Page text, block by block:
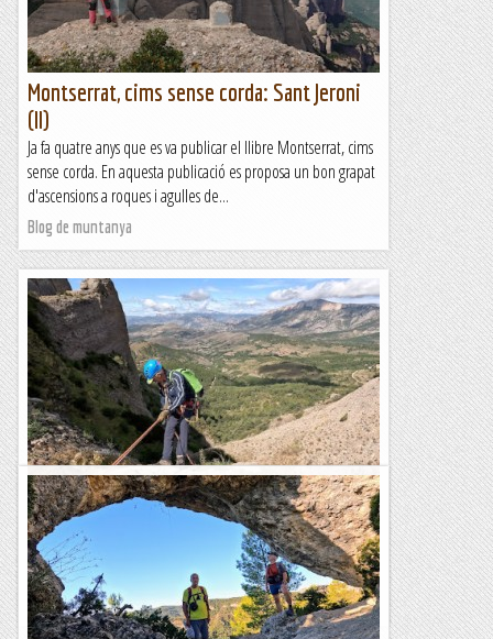
Montserrat, cims sense corda: Sant Jeroni
(II)
Ja fa quatre anys que es va publicar el llibre Montserrat, cims
sense corda. En aquesta publicació es proposa un bon grapat
d'ascensions a roques i agulles de...
Blog de muntanya
Barranc de Sant Miquel
Avui hem tornat a visitar la petita comarca de la Terreta,
situada a la vall de la Noguera Ribagorçana, entre la serra de
Sant Gervàs i el Mont-rebei. Aquesta vegada...
Blog de muntanya